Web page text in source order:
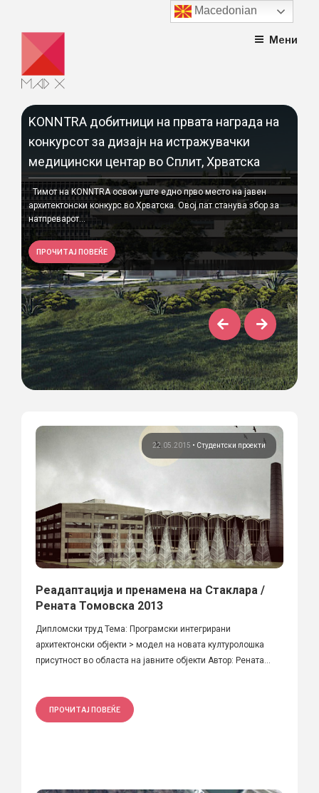
content
Мени
KONNTRA добитници на првата награда на
конкурсот за дизајн на истражувачки
медицински центар во Сплит, Хрватска
Тимот на KONNTRA освои уште едно прво место на јавен
архитектонски конкурс во Хрватска. Овој пат станува збор за
натпреварот...
ПРОЧИТАЈ ПОВЕЌЕ
22.05.2015 • Студентски проекти
Реадаптација и пренамена на Стаклара /
Рената Томовска 2013
Дипломски труд Тема: Програмски интегрирани
архитектонски објекти > модел на новата културолошка
присутност во областа на јавните објекти Автор: Рената...
ПРОЧИТАЈ ПОВЕЌЕ
Macedonian